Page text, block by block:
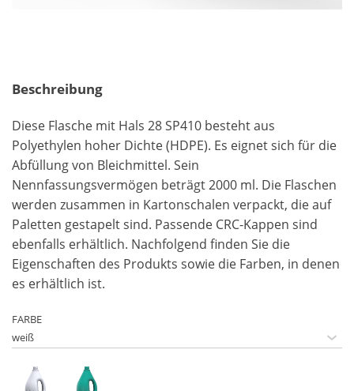
Beschreibung
Diese Flasche mit Hals 28 SP410 besteht aus
Polyethylen hoher Dichte (HDPE). Es eignet sich für die
Abfüllung von Bleichmittel. Sein
Nennfassungsvermögen beträgt 2000 ml. Die Flaschen
werden zusammen in Kartonschalen verpackt, die auf
Paletten gestapelt sind. Passende CRC-Kappen sind
ebenfalls erhältlich. Nachfolgend finden Sie die
Eigenschaften des Produkts sowie die Farben, in denen
es erhältlich ist.
FARBE